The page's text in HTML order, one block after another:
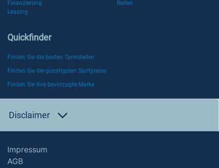
Finanzierung
Reifen
Leasing
Quickfinder
Finden Sie die besten Tankstellen
Finden Sie die günstigsten Spritpreise
Finden Sie Ihre bevorzugte Marke
Disclaimer
Impressum
AGB